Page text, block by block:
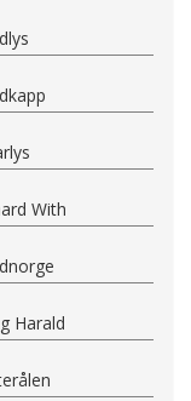
With
Harald